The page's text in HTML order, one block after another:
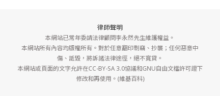
律師聲明
本網站已常年委請法律顧問李永然先生維護權益。
本網站所有內容均版權所有。對於任意翻印剽竊、抄襲；任何惡意中
傷、詆毀，將訴諸法律途徑，絕不寬貸。
本網站或頁面的文字允許在CC-BY-SA 3.0協議和GNU自由文檔許可證下
修改和再使用。(維基百科)